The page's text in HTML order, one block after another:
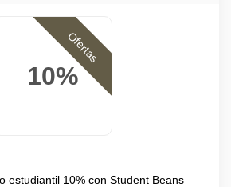
10%
Ofertas
estudiantil 10% con Student Beans